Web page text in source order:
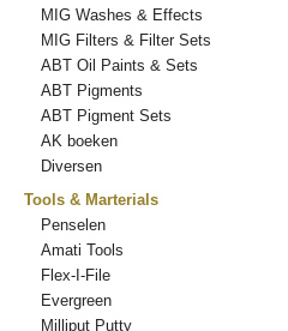
MIG Washes & Effects
MIG Filters & Filter Sets
ABT Oil Paints & Sets
ABT Pigments
ABT Pigment Sets
AK boeken
Diversen
Tools & Marterials
Penselen
Amati Tools
Flex-I-File
Evergreen
Milliput Putty